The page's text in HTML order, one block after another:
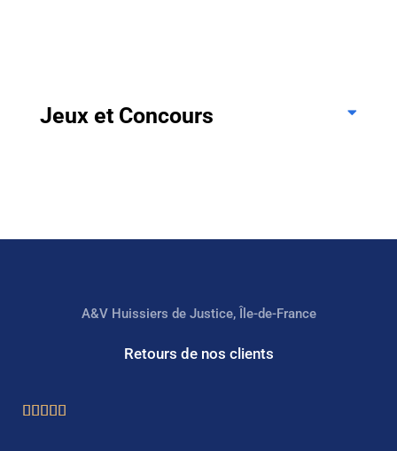
Jeux et Concours
A&V Huissiers de Justice, Île-de-France
Retours de nos clients
